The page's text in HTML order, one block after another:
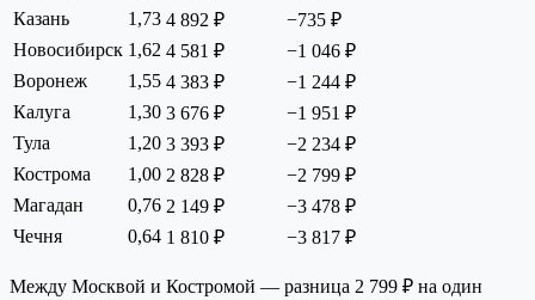
Казань
1,73 4 892 ₽
−735 ₽
Новосибирск 1,62 4 581 ₽
−1 046 ₽
Воронеж
1,55 4 383 ₽
−1 244 ₽
Калуга
1,30 3 676 ₽
−1 951 ₽
Тула
1,20 3 393 ₽
−2 234 ₽
Кострома
1,00 2 828 ₽
−2 799 ₽
Магадан
0,76 2 149 ₽
−3 478 ₽
Чечня
0,64 1 810 ₽ −3 817 ₽
Между Москвой и Костромой — разница 2 799 ₽ на один